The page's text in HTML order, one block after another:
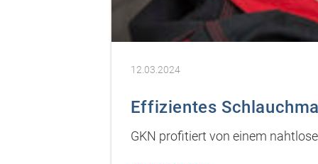
12.03.2024
Effizientes
GKN profitiert von einem